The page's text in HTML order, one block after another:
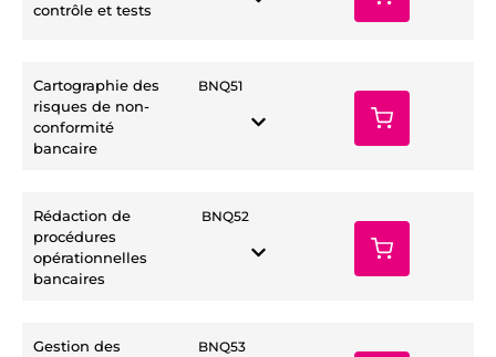
contrôle et tests
Cartographie des
risques de non-
conformité
bancaire
BNQ51
Rédaction de
procédures
opérationnelles
bancaires
BNQ52
Gestion des
BNQ53